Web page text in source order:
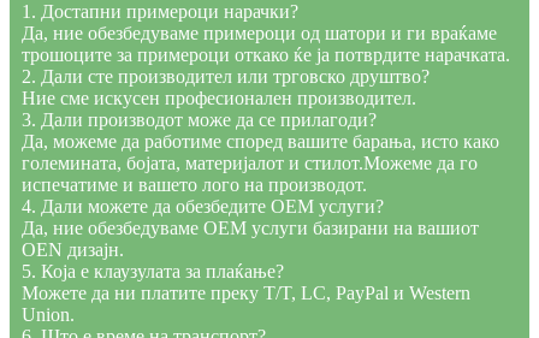
1. Достапни примероци нарачки?
Да, ние обезбедуваме примероци од шатори и ги враќаме
трошоците за примероци откако ќе ја потврдите нарачката.
2. Дали сте производител или трговско друштво?
Ние сме искусен професионален производител.
3. Дали производот може да се прилагоди?
Да, можеме да работиме според вашите барања, исто како
големината, бојата, материјалот и стилот.Можеме да го
испечатиме и вашето лого на производот.
4. Дали можете да обезбедите OEM услуги?
Да, ние обезбедуваме OEM услуги базирани на вашиот
OEN дизајн.
5. Која е клаузулата за плаќање?
Можете да ни платите преку T/T, LC, PayPal и Western
Union.